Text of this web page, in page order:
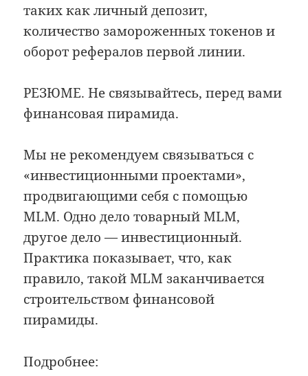
таких как личный депозит,
количество замороженных токенов и
оборот рефералов первой линии. ​
РЕЗЮМЕ. Не связывайтесь, перед вами
финансовая пирамида.
Мы не рекомендуем связываться с
«инвестиционными проектами»,
продвигающими себя с помощью
MLM. Одно дело товарный MLM,
другое дело — инвестиционный.
Практика показывает, что, как
правило, такой MLM заканчивается
строительством финансовой
пирамиды.
Подробнее: